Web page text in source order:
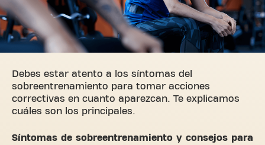
Debes estar atento a los síntomas del
sobreentrenamiento para tomar acciones
correctivas en cuanto aparezcan. Te explicamos
cuáles son los principales.
Síntomas de sobreentrenamiento y consejos para